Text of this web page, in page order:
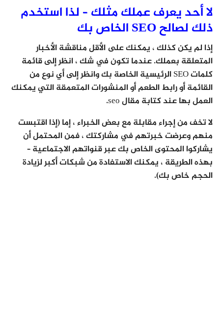
لا أحد يعرف عملك مثلك – لذا استخدم
ذلك لصالح SEO الخاص بك
إذا لم يكن كذلك ، يمكنك على الأقل مناقشة الأخبار
المتعلقة بعملك. عندما تكون في شك ، انظر إلى قائمة
كلمات SEO الرئيسية الخاصة بك وانظر إلى أي نوع من
القائمة أو رابط الطعم أو المنشورات المتعمقة التي يمكنك
العمل بها عند كتابة مقال seo.
لا تخف من إجراء مقابلة مع بعض الخبراء ، إما (إذا اقتبست
منهم وعرضت خبرتهم في مشاركتك ، فمن المحتمل أن
يشاركوا المحتوى الخاص بك عبر قنواتهم الاجتماعية –
بهذه الطريقة ، يمكنك الاستفادة من شبكات أكبر لزيادة
الحجم خاص بك).